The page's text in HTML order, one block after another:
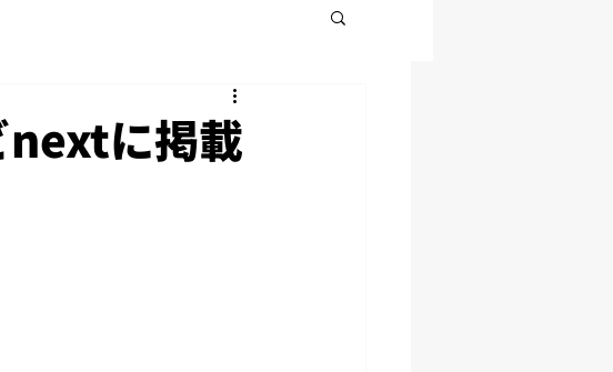
nextに掲載